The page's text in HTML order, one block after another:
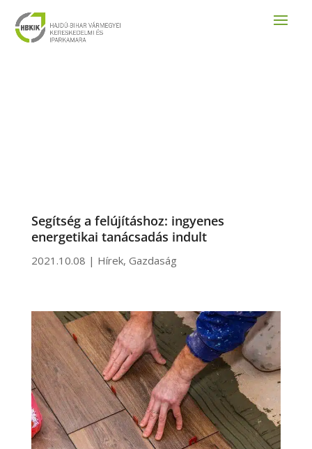
Segítség a felújításhoz: ingyenes
energetikai tanácsadás indult
2021.10.08 | Hírek, Gazdaság